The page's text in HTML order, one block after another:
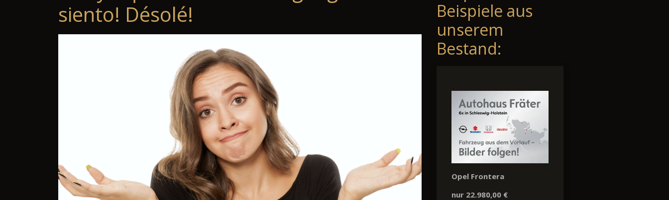
siento! Désolé!
Beispiele aus
unserem
Bestand:
Opel Frontera
nur 22.980,00 €